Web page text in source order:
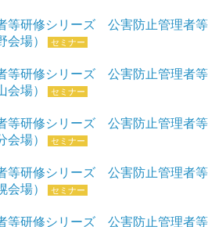
等研修シリーズ 公害防止管理者等
会場）
セミナー
等研修シリーズ 公害防止管理者等
会場）
セミナー
等研修シリーズ 公害防止管理者等
会場）
セミナー
等研修シリーズ 公害防止管理者等
会場）
セミナー
等研修シリーズ 公害防止管理者等